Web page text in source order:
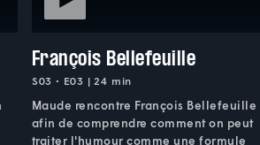
François Bellefeuille
S03 • E03 | 24 min
Maude rencontre François Bellefeuille
afin de comprendre comment on peut
traiter l'humour comme une formule